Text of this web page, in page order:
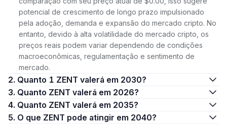
potencial de crescimento de longo prazo impulsionado
pela adoção, demanda e expansão do mercado cripto. No
entanto, devido à alta volatilidade do mercado cripto, os
preços reais podem variar dependendo de condições
macroeconômicas, regulamentação e sentimento de
mercado.
2. Quanto 1 ZENT valerá em 2030?
3. Quanto ZENT valerá em 2026?
4. Quanto ZENT valerá em 2035?
5. O que ZENT pode atingir em 2040?